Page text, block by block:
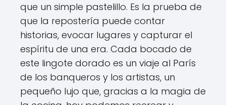
que un simple pastelillo. Es la prueba de
que la repostería puede contar
historias, evocar lugares y capturar el
espíritu de una era. Cada bocado de
este lingote dorado es un viaje al París
de los banqueros y los artistas, un
pequeño lujo que, gracias a la magia de